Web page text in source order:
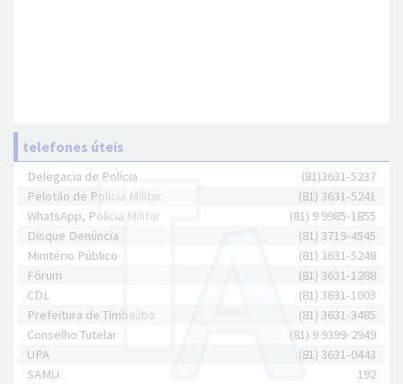
telefones úteis
Delegacia de Polícia
(81)3631-5237
Pelotão de Polícia Militar
(81) 3631-5241
WhatsApp, Polícia Militar
(81) 9 9985-1855
Disque Denúncia
(81) 3719-4545
Minitério Público
(81) 3631-5248
Fórum
(81) 3631-1288
CDL
(81) 3631-1003
Prefeitura de Timbaúba
(81) 3631-3485
Conselho Tutelar
(81) 9 9399-2949
UPA
(81) 3631-0443
SAMU
192